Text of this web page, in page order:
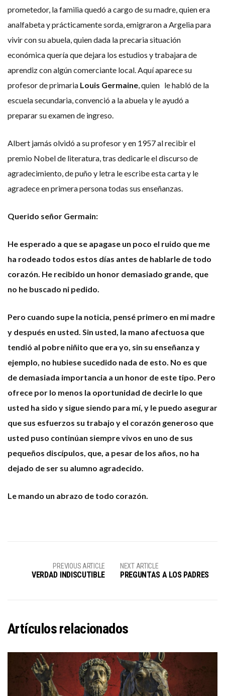
prometedor, la familia quedó a cargo de su madre, quien era
analfabeta y prácticamente sorda, emigraron a Argelia para
vivir con su abuela, quien dada la precaria situación
económica quería que dejara los estudios y trabajara de
aprendiz con algún comerciante local. Aquí aparece su
profesor de primaria Louis Germaine, quien le habló de la
escuela secundaria, convenció a la abuela y le ayudó a
preparar su examen de ingreso.
Albert jamás olvidó a su profesor y en 1957 al recibir el
premio Nobel de literatura, tras dedicarle el discurso de
agradecimiento, de puño y letra le escribe esta carta y le
agradece en primera persona todas sus enseñanzas.
Querido señor Germain:
He esperado a que se apagase un poco el ruido que me
ha rodeado todos estos días antes de hablarle de todo
corazón. He recibido un honor demasiado grande, que
no he buscado ni pedido.
Pero cuando supe la noticia, pensé primero en mi madre
y después en usted. Sin usted, la mano afectuosa que
tendió al pobre niñito que era yo, sin su enseñanza y
ejemplo, no hubiese sucedido nada de esto. No es que
de demasiada importancia a un honor de este tipo. Pero
ofrece por lo menos la oportunidad de decirle lo que
usted ha sido y sigue siendo para mí, y le puedo asegurar
que sus esfuerzos su trabajo y el corazón generoso que
usted puso continúan siempre vivos en uno de sus
pequeños discípulos, que, a pesar de los años, no ha
dejado de ser su alumno agradecido.
Le mando un abrazo de todo corazón.
PREVIOUS ARTICLE
VERDAD INDISCUTIBLE
NEXT ARTICLE
PREGUNTAS A LOS PADRES
Artículos relacionados